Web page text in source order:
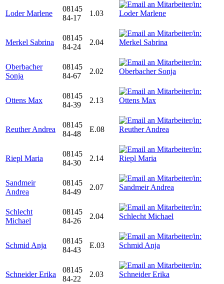
Loder Marlene
08145
84-17
1.03
Merkel Sabrina
08145
84-24
2.04
Oberbacher
Sonja
08145
84-67
2.02
Ottens Max
08145
84-39
2.13
Reuther Andrea
08145
84-48
E.08
Riepl Maria
08145
84-30
2.14
Sandmeir
Andrea
08145
84-49
2.07
Schlecht
Michael
08145
84-26
2.04
Schmid Anja
08145
84-43
E.03
Schneider Erika
08145
84-22
2.03